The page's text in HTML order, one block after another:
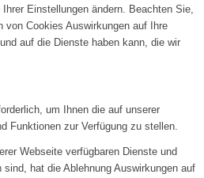
Einstellungen ändern. Beachten Sie,
von Cookies Auswirkungen auf Ihre
auf die Dienste haben kann, die wir
um Ihnen die auf unserer
Funktionen zur Verfügung zu stellen.
Webseite verfügbaren Dienste und
sind, hat die Ablehnung Auswirkungen auf